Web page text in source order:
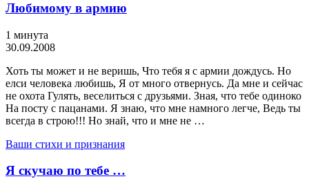
Любимому в армию
1 минута
30.09.2008
Хоть ты может и не веришь, Что тебя я с армии дождусь. Но
елси человека любишь, Я от много отвернусь. Да мне и сейчас
не охота Гулять, веселиться с друзьями. Зная, что тебе одиноко
На посту с пацанами. Я знаю, что мне намного легче, Ведь ты
всегда в строю!!! Но знай, что и мне не …
Ваши стихи и признания
Я скучаю по тебе …